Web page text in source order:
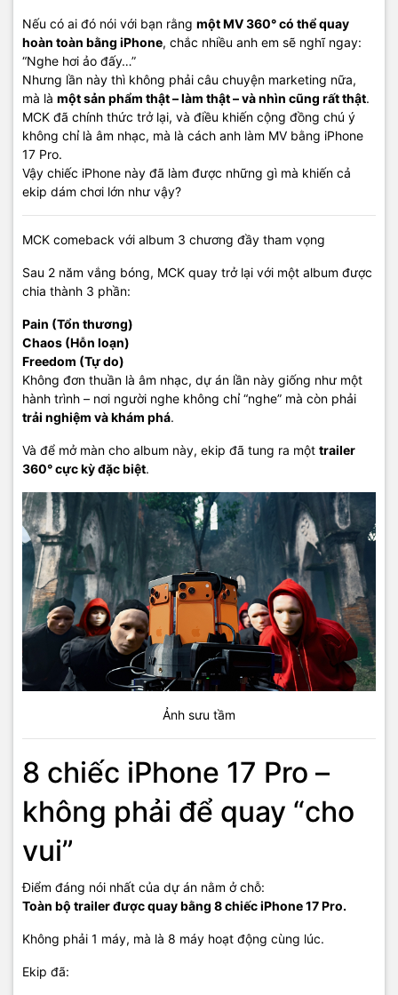
Nếu có ai đó nói với bạn rằng một MV 360° có thể quay
hoàn toàn bằng iPhone, chắc nhiều anh em sẽ nghĩ ngay:
“Nghe hơi ảo đấy…”
Nhưng lần này thì không phải câu chuyện marketing nữa,
mà là một sản phẩm thật – làm thật – và nhìn cũng rất thật.
MCK đã chính thức trở lại, và điều khiến cộng đồng chú ý
không chỉ là âm nhạc, mà là cách anh làm MV bằng iPhone
17 Pro.
Vậy chiếc iPhone này đã làm được những gì mà khiến cả
ekip dám chơi lớn như vậy?
MCK comeback với album 3 chương đầy tham vọng
Sau 2 năm vắng bóng, MCK quay trở lại với một album được
chia thành 3 phần:
Pain (Tổn thương)
Chaos (Hỗn loạn)
Freedom (Tự do)
Không đơn thuần là âm nhạc, dự án lần này giống như một
hành trình – nơi người nghe không chỉ “nghe” mà còn phải
trải nghiệm và khám phá.
Và để mở màn cho album này, ekip đã tung ra một trailer
360° cực kỳ đặc biệt.
Ảnh sưu tầm
8 chiếc iPhone 17 Pro –
không phải để quay “cho
vui”
Điểm đáng nói nhất của dự án nằm ở chỗ:
Toàn bộ trailer được quay bằng 8 chiếc iPhone 17 Pro.
Không phải 1 máy, mà là 8 máy hoạt động cùng lúc.
Ekip đã: